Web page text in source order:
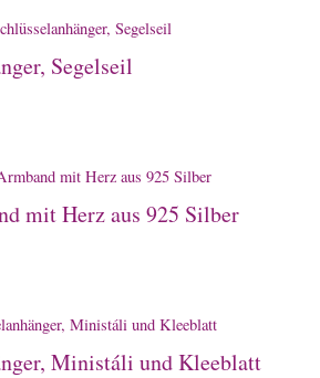
Segelseil
mit Herz aus 925 Silber
Ministáli und Kleeblatt